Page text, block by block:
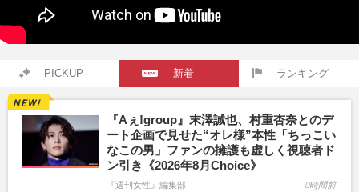
PICKUP 新着 ランキング
『Aぇ!group』末澤誠也、村重杏奈とのデ
ート企画で見せた“オレ様”本性「ちっこい
なこの男」ファンの擁護も虚しく視聴者ド
ン引き《2026年8月Choice》
『週刊女性』編集部 0時間前